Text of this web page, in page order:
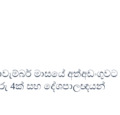
මාසයේ අත්අඩංගුවට
4ක් සහ දේශපාලඥයන්